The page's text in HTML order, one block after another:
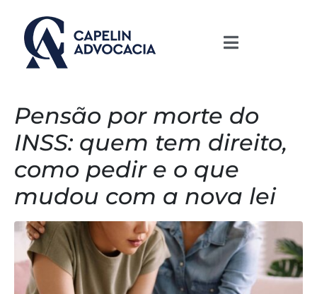
Pensão por morte do
INSS: quem tem direito,
como pedir e o que
mudou com a nova lei